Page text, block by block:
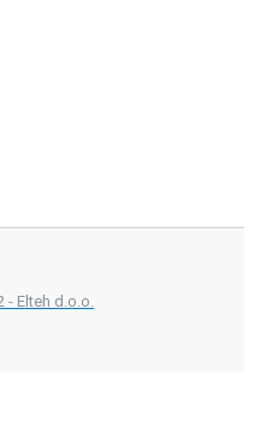
- Elteh d.o.o.